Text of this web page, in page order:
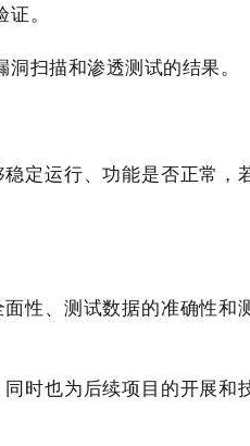
。
扫描和渗透测试的结果。
定运行、功能是否正常，
性、测试数据的准确性和
时也为后续项目的开展和